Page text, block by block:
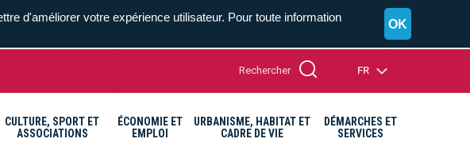
Rechercher FR
CULTURE, SPORT ET
ASSOCIATIONS
ÉCONOMIE ET
EMPLOI
URBANISME, HABITAT ET
CADRE DE VIE
DÉMARCHES ET
SERVICES
d'améliorer votre expérience utilisateur. Pour toute information
OK